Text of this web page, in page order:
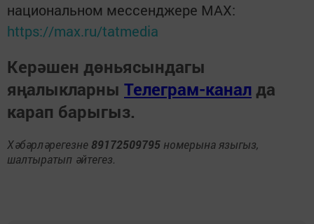
национальном мессенджере MАХ:
https://max.ru/tatmedia
Керәшен дөньясындагы
яңалыкларны Телеграм-канал да
карап барыгыз.
Хәбәрләрегезне 89172509795 номерына языгыз,
шалтыратып әйтегез.